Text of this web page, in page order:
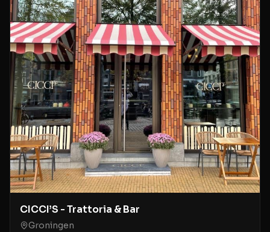
CICCI’S - Trattoria & Bar
Groningen